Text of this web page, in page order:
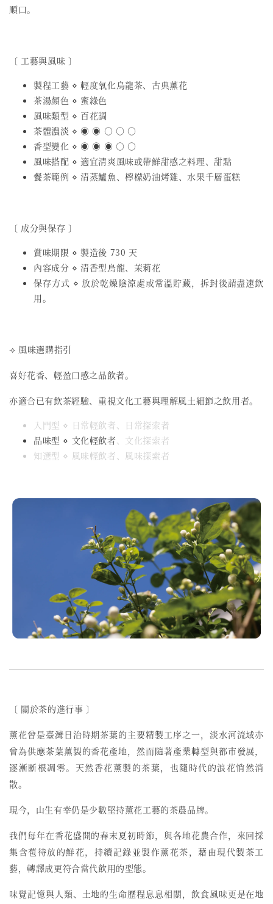
順口。
〔 工藝與風味 〕
製程工藝 ⋄ 輕度氧化烏龍茶、古典薰花
茶湯顏色 ⋄ 蜜綠色
風味類型 ⋄ 百花調
茶體濃淡 ⋄ ◉ ◉ ○ ○ ○
香型變化 ⋄ ◉ ◉ ◉ ○ ○
風味搭配 ⋄ 適宜清爽風味或帶鮮甜感之料理、甜點
餐茶範例 ⋄ 清蒸鱸魚、檸檬奶油烤雞、水果千層蛋糕
〔 成分與保存 〕
賞味期限 ⋄ 製造後 730 天
內容成分 ⋄ 清香型烏龍、茉莉花
保存方式 ⋄ 放於乾燥陰涼處或常溫貯藏，拆封後請盡速飲
用。
⟢ 風味選購指引
喜好花香、輕盈口感之品飲者。
亦適合已有飲茶經驗、重視文化工藝與理解風土細節之飲用者。
入門型 ⋄ 日常輕飲者、日常探索者
品味型 ⋄ 文化輕飲者、文化探索者
知選型 ⋄ 風味輕飲者、風味探索者
〔 關於茶的進行事 〕
薰花曾是臺灣日治時期茶葉的主要精製工序之一， 淡水河流域亦
曾為供應茶葉薰製的香花產地，然而隨著產業轉型與都市發展，
逐漸斷根凋零。天然香花薰製的茶葉，也隨時代的浪花悄然消
散。
現今，山生有幸仍是少數堅持薰花工藝的茶農品牌。
我們每年在香花盛開的春末夏初時節，與各地花農合作，來回採
集含苞待放的鮮花，持續記錄並製作薰花茶，藉由現代製茶工
藝，轉譯成更符合當代飲用的型態。
味覺記憶與人類、土地的生命歷程息息相關，飲食風味更是在地